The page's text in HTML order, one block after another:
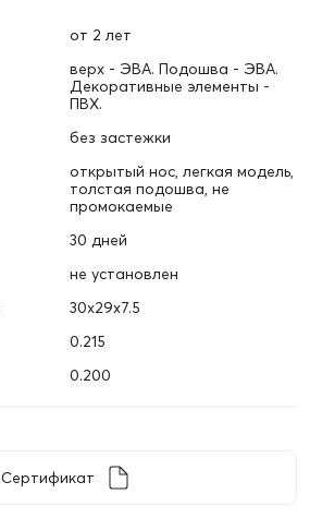
от 2 лет
верх - ЭВА. Подошва - ЭВА.
Декоративные элементы -
ПВХ.
без застежки
открытый нос, легкая модель,
толстая подошва, не
промокаемые
30 дней
не установлен
30х29х7.5
0.215
0.200
Сертификат